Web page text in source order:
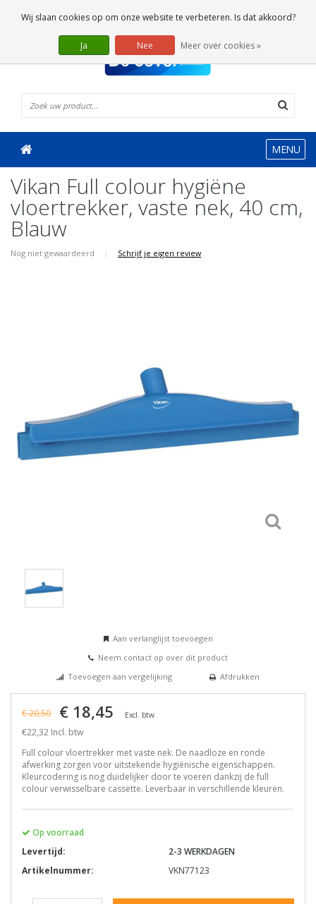
0 Artikelen
MENU
Vikan Full colour hygiëne
vloertrekker, vaste nek, 40 cm,
Blauw
Nog niet gewaardeerd | Schrijf je eigen review
Aan verlanglijst toevoegen
Neem contact op over dit product
Toevoegen aan vergelijking
Afdrukken
€ 20,50 € 18,45 Excl. btw
€22,32 Incl. btw
Full colour vloertrekker met vaste nek. De naadloze en ronde
afwerking zorgen voor uitstekende hygiënische eigenschappen.
Kleurcodering is nog duidelijker door te voeren dankzij de full
colour verwisselbare cassette. Leverbaar in verschillende kleuren.
Op voorraad
Levertijd:
2-3 WERKDAGEN
Artikelnummer:
VKN77123
Wij slaan cookies op om onze website te verbeteren. Is dat akkoord?
Ja Nee Meer over cookies »